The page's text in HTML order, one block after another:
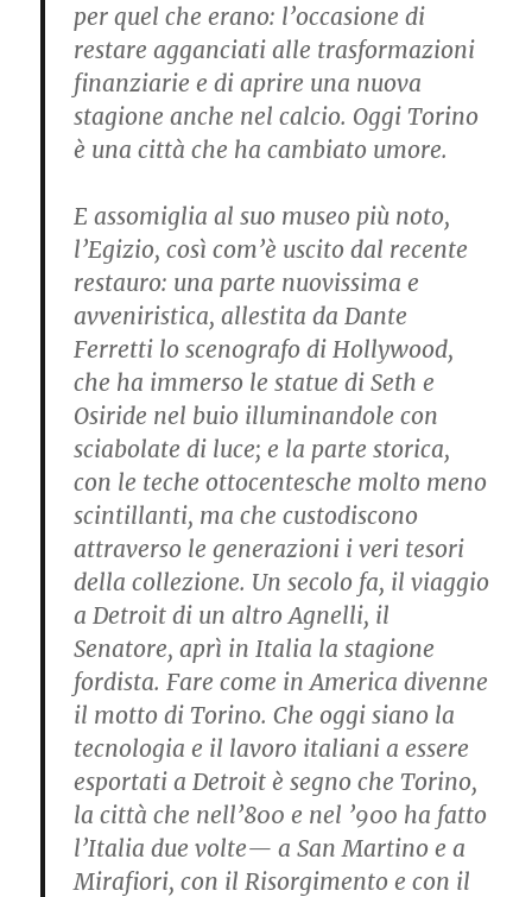
per quel che erano: l’occasione di
restare agganciati alle trasformazioni
finanziarie e di aprire una nuova
stagione anche nel calcio. Oggi Torino
è una città che ha cambiato umore.
E assomiglia al suo museo più noto,
l’Egizio, così com’è uscito dal recente
restauro: una parte nuovissima e
avveniristica, allestita da Dante
Ferretti lo scenografo di Hollywood,
che ha immerso le statue di Seth e
Osiride nel buio illuminandole con
sciabolate di luce; e la parte storica,
con le teche ottocentesche molto meno
scintillanti, ma che custodiscono
attraverso le generazioni i veri tesori
della collezione. Un secolo fa, il viaggio
a Detroit di un altro Agnelli, il
Senatore, aprì in Italia la stagione
fordista. Fare come in America divenne
il motto di Torino. Che oggi siano la
tecnologia e il lavoro italiani a essere
esportati a Detroit è segno che Torino,
la città che nell’800 e nel ’900 ha fatto
l’Italia due volte— a San Martino e a
Mirafiori, con il Risorgimento e con il